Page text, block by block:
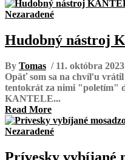
Nezaradené
Hudobný nástroj
By Tomas / 11. októbra 2023
Opäť som sa na chvíľu
tentokrát za nimi "poletím"
KANTELE...
Read More
Nezaradené